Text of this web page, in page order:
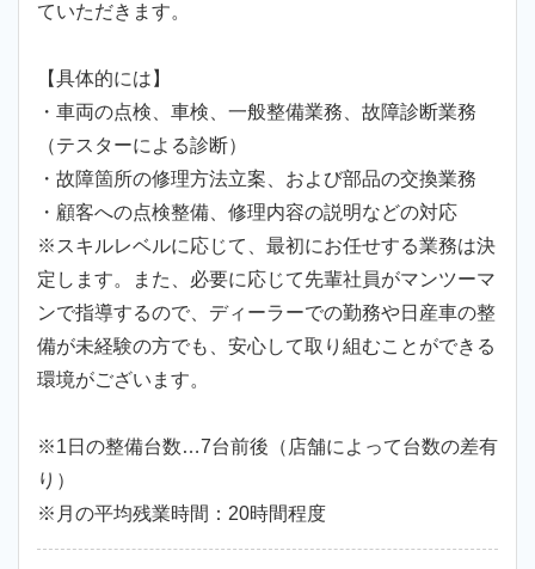
ていただきます。
【具体的には】
・車両の点検、車検、一般整備業務、故障診断業務
（テスターによる診断）
・故障箇所の修理方法立案、および部品の交換業務
・顧客への点検整備、修理内容の説明などの対応
※スキルレベルに応じて、最初にお任せする業務は決
定します。また、必要に応じて先輩社員がマンツーマ
ンで指導するので、ディーラーでの勤務や日産車の整
備が未経験の方でも、安心して取り組むことができる
環境がございます。
※1日の整備台数…7台前後（店舗によって台数の差有
り）
※月の平均残業時間：20時間程度